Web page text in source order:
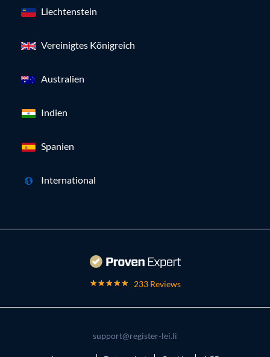
Liechtenstein
Vereinigtes Königreich
Australien
Indien
Spanien
International
233 Reviews
support@register-lei.li